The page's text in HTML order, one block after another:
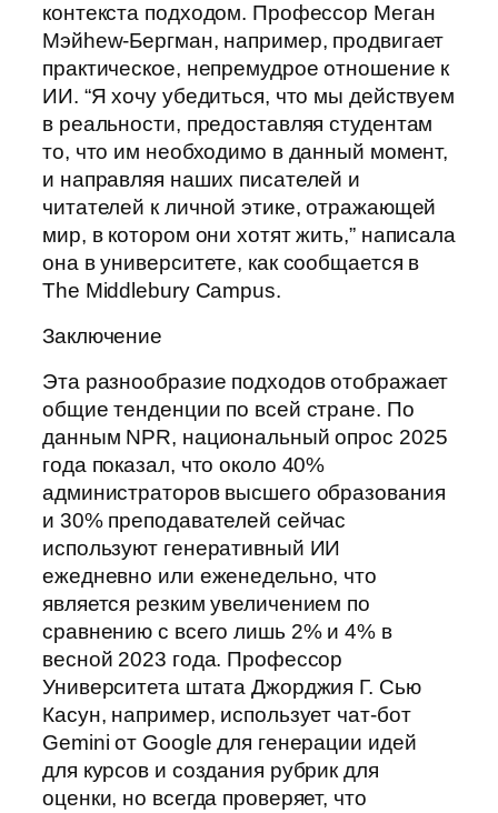
контекста подходом. Профессор Меган
Мэйhew-Бергман, например, продвигает
практическое, непремудрое отношение к
ИИ. “Я хочу убедиться, что мы действуем
в реальности, предоставляя студентам
то, что им необходимо в данный момент,
и направляя наших писателей и
читателей к личной этике, отражающей
мир, в котором они хотят жить,” написала
она в университете, как сообщается в
The Middlebury Campus.
Заключение
Эта разнообразие подходов отображает
общие тенденции по всей стране. По
данным NPR, национальный опрос 2025
года показал, что около 40%
администраторов высшего образования
и 30% преподавателей сейчас
используют генеративный ИИ
ежедневно или еженедельно, что
является резким увеличением по
сравнению с всего лишь 2% и 4% в
весной 2023 года. Профессор
Университета штата Джорджия Г. Сью
Касун, например, использует чат-бот
Gemini от Google для генерации идей
для курсов и создания рубрик для
оценки, но всегда проверяет, что